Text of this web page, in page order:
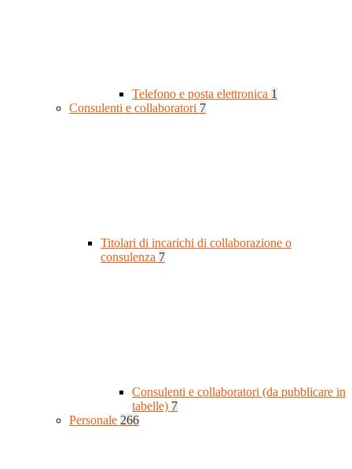
Telefono e posta elettronica 1
Consulenti e collaboratori 7
Titolari di incarichi di collaborazione o
consulenza 7
Consulenti e collaboratori (da pubblicare in
tabelle) 7
Personale 266